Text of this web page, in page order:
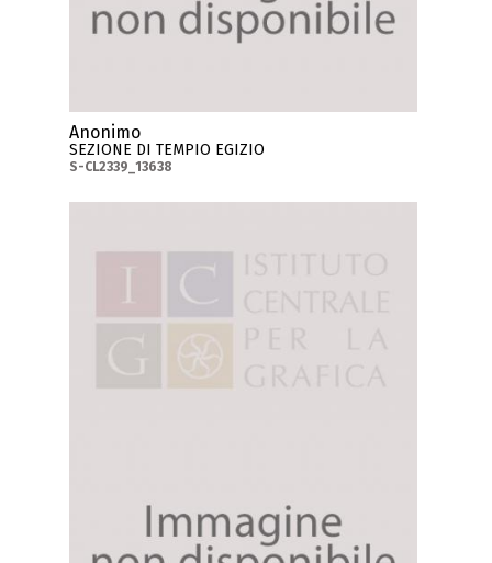
Anonimo
SEZIONE DI TEMPIO EGIZIO
S-CL2339_13638